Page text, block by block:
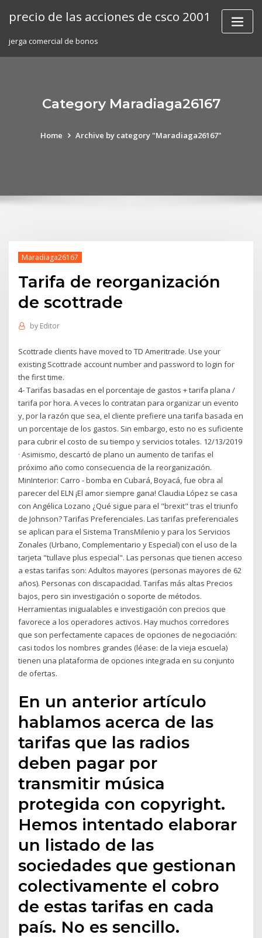
precio de las acciones de csco 2001
jerga comercial de bonos
Category Maradiaga26167
Home Archive by category "Maradiaga26167"
Maradiaga26167
Tarifa de reorganización
de scottrade
by Editor
Scottrade clients have moved to TD Ameritrade. Use your
existing Scottrade account number and password to login for
the first time.
4- Tarifas basadas en el porcentaje de gastos + tarifa plana /
tarifa por hora. A veces lo contratan para organizar un evento
y, por la razón que sea, el cliente prefiere una tarifa basada en
un porcentaje de los gastos. Sin embargo, esto no es suficiente
para cubrir el costo de su tiempo y servicios totales. 12/13/2019
· Asimismo, descartó de plano un aumento de tarifas el
próximo año como consecuencia de la reorganización.
MinInterior: Carro - bomba en Cubará, Boyacá, fue obra al
parecer del ELN ¡El amor siempre gana! Claudia López se casa
con Angélica Lozano ¿Qué sigue para el "brexit" tras el triunfo
de Johnson? Tarifas Preferenciales. Las tarifas preferenciales
se aplican para el Sistema TransMilenio y para los Servicios
Zonales (Urbano, Complementario y Especial) con el uso de la
tarjeta "tullave plus especial". Las personas que tienen acceso
a estas tarifas son: Adultos mayores (personas mayores de 62
años). Personas con discapacidad. Tarifas más altas Precios
bajos, pero sin investigación o soporte de métodos.
Herramientas inigualables e investigación con precios que
favorece a los operadores activos. Hay muchos corredores
que son perfectamente capaces de opciones de negociación:
casi todos los nombres grandes (léase: de la vieja escuela)
tienen una plataforma de opciones integrada en su conjunto
de ofertas.
En un anterior artículo
hablamos acerca de las
tarifas que las radios
deben pagar por
transmitir música
protegida con copyright.
Hemos intentado elaborar
un listado de las
sociedades que gestionan
colectivamente el cobro
de estas tarifas en cada
país. No es sencillo.